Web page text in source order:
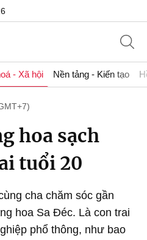
- Xã hội Nền tảng - Kiến tạo
hoa sạch
tuổi 20
cha chăm sóc gần
hoa Sa Đéc. Là con trai
phổ thông, như bao